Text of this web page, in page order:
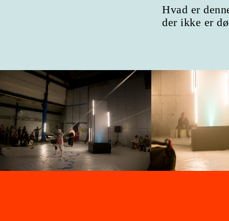
Hvad er
der ikke er